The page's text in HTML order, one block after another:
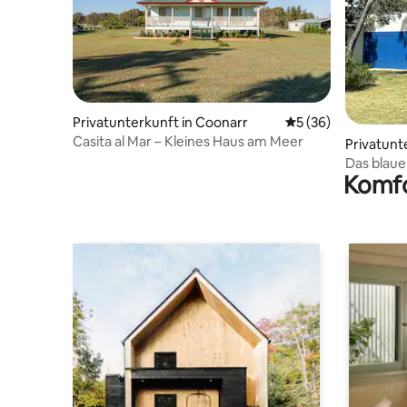
Privatunterkunft in Coonarr Durchschnittliche
5 (36)
Casita al Mar – Kleines Haus am Meer
e
Das